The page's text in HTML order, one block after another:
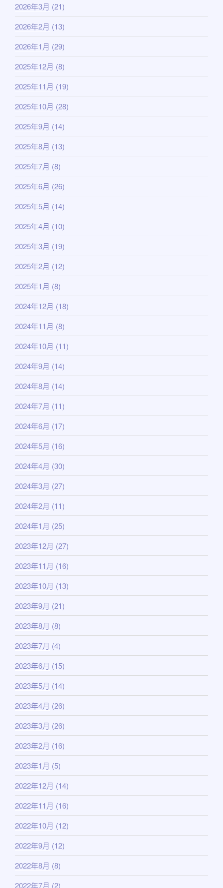
2026年3月 (21)
2026年2月 (13)
2026年1月 (29)
2025年12月 (8)
2025年11月 (19)
2025年10月 (28)
2025年9月 (14)
2025年8月 (13)
2025年7月 (8)
2025年6月 (26)
2025年5月 (14)
2025年4月 (10)
2025年3月 (19)
2025年2月 (12)
2025年1月 (8)
2024年12月 (18)
2024年11月 (8)
2024年10月 (11)
2024年9月 (14)
2024年8月 (14)
2024年7月 (11)
2024年6月 (17)
2024年5月 (16)
2024年4月 (30)
2024年3月 (27)
2024年2月 (11)
2024年1月 (25)
2023年12月 (27)
2023年11月 (16)
2023年10月 (13)
2023年9月 (21)
2023年8月 (8)
2023年7月 (4)
2023年6月 (15)
2023年5月 (14)
2023年4月 (26)
2023年3月 (26)
2023年2月 (16)
2023年1月 (5)
2022年12月 (14)
2022年11月 (16)
2022年10月 (12)
2022年9月 (12)
2022年8月 (8)
2022年7月 (2)